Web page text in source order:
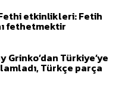
Fethi etkinlikleri: Fetih
fethetmektir
Türkiye’ye
Türkçe parça